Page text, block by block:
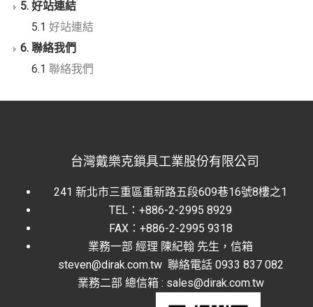
5. 好站連結
5.1 好站連結
6. 聯絡我們
6.1 聯絡我們
台灣戴樂克鎖具工業股份有限公司
241 新北市三重區重新路五段609巷16號8樓之1
TEL：+886-2-2995 8929
FAX：+886-2-2995 9318
業務一部 經理 陳紀翰 先生，信箱
steven@dirak.com.tw 聯絡電話 0933 837 082
業務二部 總信箱 : sales@dirak.com.tw